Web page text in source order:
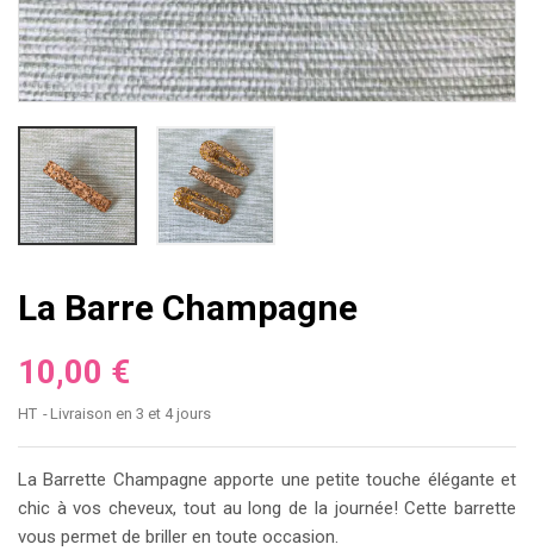
La Barre Champagne
10,00 €
HT Livraison en 3 et 4 jours
La Barrette Champagne apporte une petite touche élégante et
chic à vos cheveux, tout au long de la journée! Cette barrette
vous permet de briller en toute occasion.